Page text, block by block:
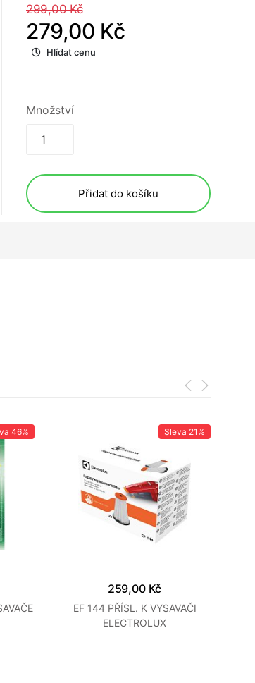
299,00 Kč
279,00 Kč
Hlídat cenu
Množství
Přidat do košíku
46% Sleva 21%
259,00 Kč
EF 144 PŘÍSL. K VYSAVAČI
ELECTROLUX